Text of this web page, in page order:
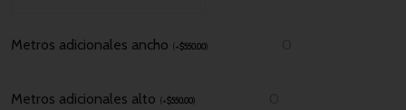
Metros adicionales ancho (+$550.00)
Metros adicionales alto (+$550.00)